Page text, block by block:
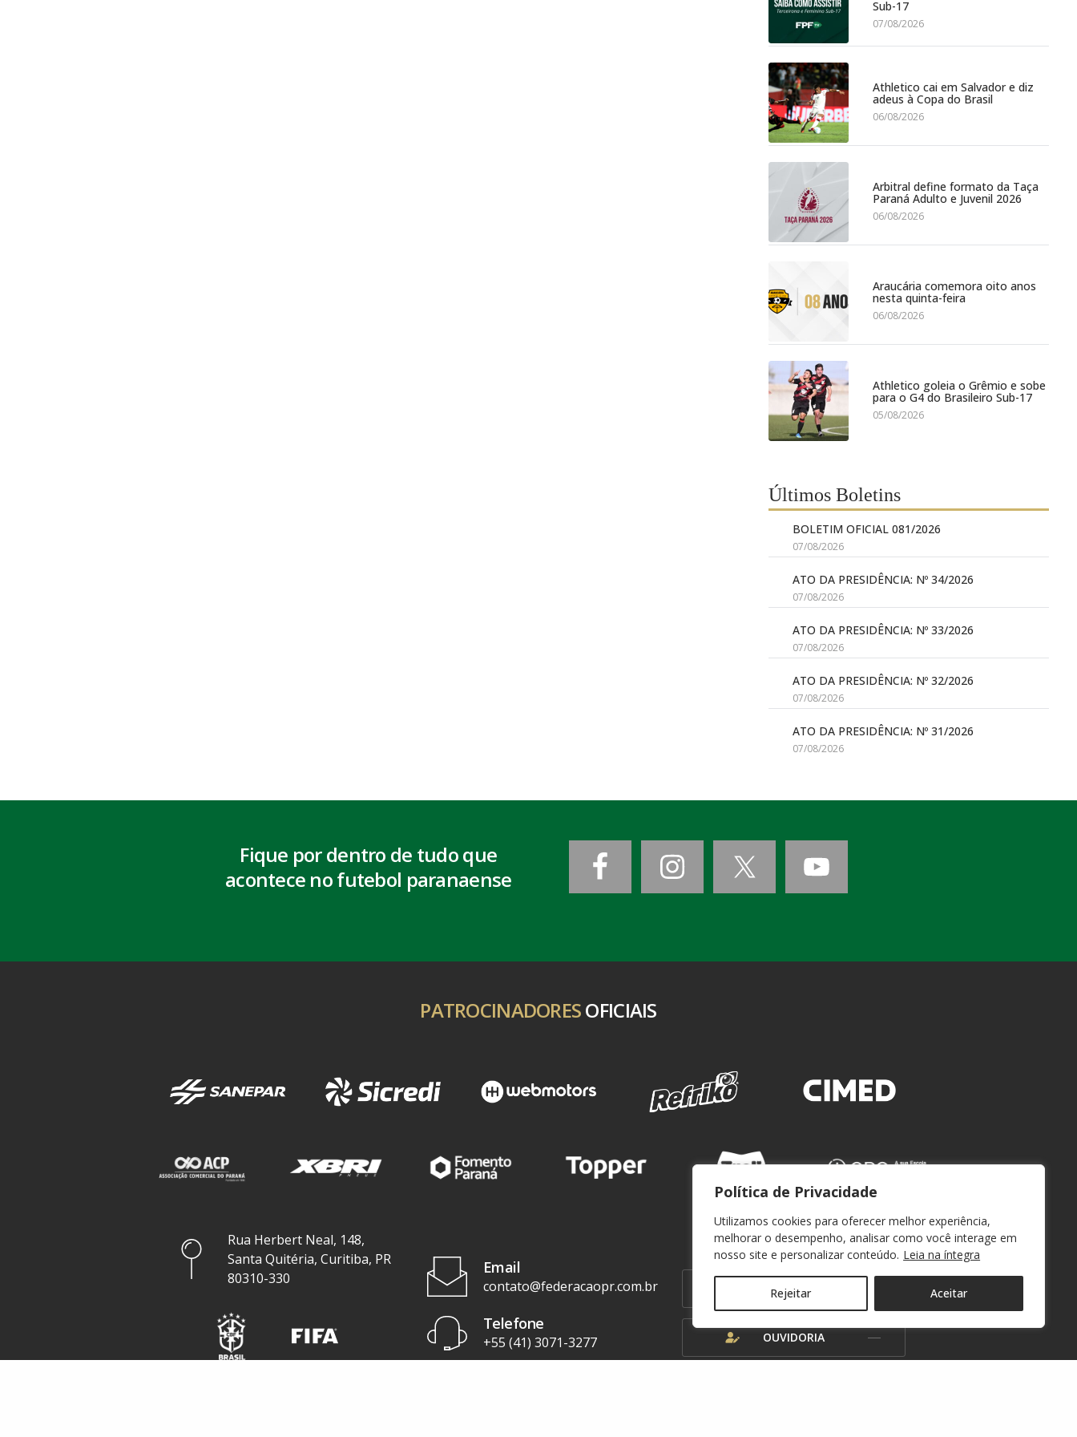
Política de Privacidade
Utilizamos cookies para oferecer melhor experiência,
melhorar o desempenho, analisar como você interage em
nosso site e personalizar conteúdo. Leia na íntegra
Rejeitar Aceitar
Sub-17
07/08/2026
Athletico cai em Salvador e diz
adeus à Copa do Brasil
06/08/2026
Arbitral define formato da Taça
Paraná Adulto e Juvenil 2026
06/08/2026
Araucária comemora oito anos
nesta quinta-feira
06/08/2026
Athletico goleia o Grêmio e sobe
para o G4 do Brasileiro Sub-17
05/08/2026
Últimos Boletins
BOLETIM OFICIAL 081/2026
07/08/2026
ATO DA PRESIDÊNCIA: Nº 34/2026
07/08/2026
ATO DA PRESIDÊNCIA: Nº 33/2026
07/08/2026
ATO DA PRESIDÊNCIA: Nº 32/2026
07/08/2026
ATO DA PRESIDÊNCIA: Nº 31/2026
07/08/2026
Fique por dentro de tudo que
acontece no futebol paranaense
PATROCINADORESOFICIAIS
Rua Herbert Neal, 148,
Santa Quitéria, Curitiba, PR
80310-330
Email
contato@federacaopr.com.br
Telefone
+55 (41) 3071-3277
WEBMAIL
OUVIDORIA